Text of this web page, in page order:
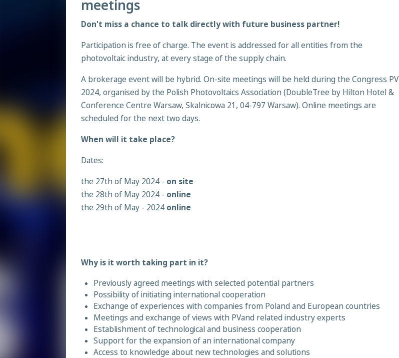
meetings
Don't miss a chance to talk directly with future business partner!
Participation is free of charge. The event is addressed for all entities from the
photovoltaic industry, at every stage of the supply chain.
A brokerage event will be hybrid. On-site meetings will be held during the Congress PV
2024, organised by the Polish Photovoltaics Association (DoubleTree by Hilton Hotel &
Conference Centre Warsaw, Skalnicowa 21, 04-797 Warsaw). Online meetings are
scheduled for the next two days.
When will it take place?
Dates:
the 27th of May 2024 - on site
the 28th of May 2024 - online
the 29th of May - 2024 online
Why is it worth taking part in it?
Previously agreed meetings with selected potential partners
Possibility of initiating international cooperation
Exchange of experiences with companies from Poland and European countries
Meetings and exchange of views with PVand related industry experts
Establishment of technological and business cooperation
Support for the expansion of an international company
Access to knowledge about new technologies and solutions